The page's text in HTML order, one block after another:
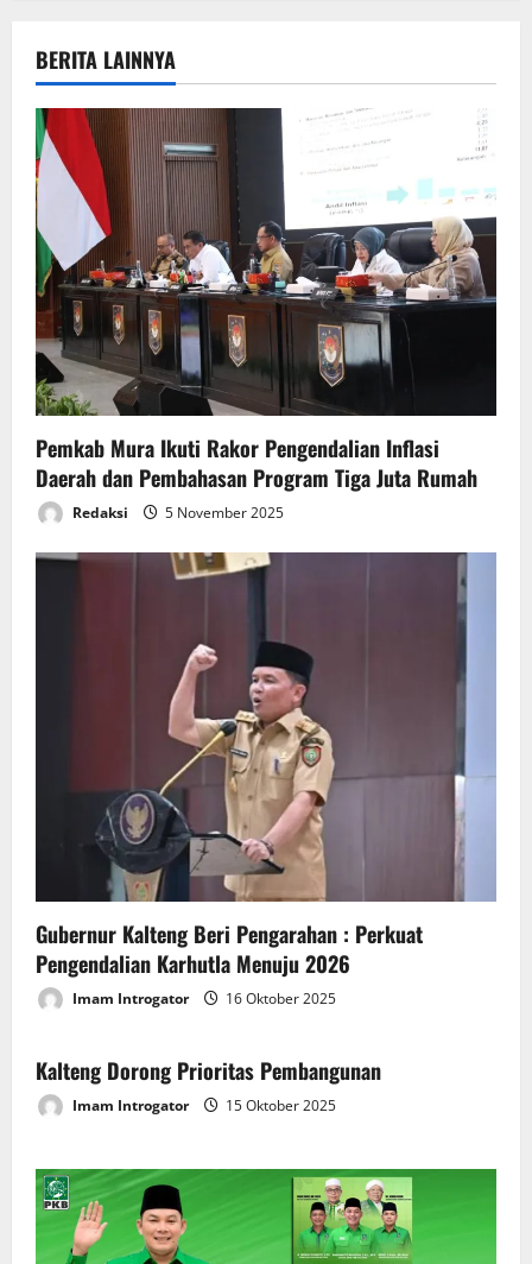
v
i
g
a
t
i
o
n
BERITA LAINNYA
Pemkab Mura Ikuti Rakor Pengendalian Inflasi
Daerah dan Pembahasan Program Tiga Juta Rumah
Redaksi 5 November 2025
Gubernur Kalteng Beri Pengarahan : Perkuat
Pengendalian Karhutla Menuju 2026
Imam Introgator 16 Oktober 2025
Kalteng Dorong Prioritas Pembangunan
Imam Introgator 15 Oktober 2025